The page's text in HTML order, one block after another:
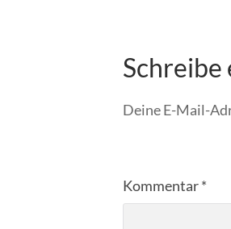
Schreibe
Deine E-Mail-
Kommentar*